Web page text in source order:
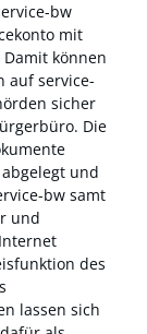
bw
mit
können
auf service-
sicher
Die
und
bw samt
und
des
lassen sich